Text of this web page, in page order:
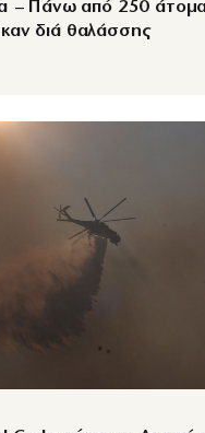
– Πάνω από 250
διά θαλάσσης